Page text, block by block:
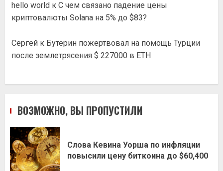
hello world к С чем связано падение цены
криптовалюты Solana на 5% до $83?
Сергей к Бутерин пожертвовал на помощь Турции
после землетрясения $ 227000 в ETH
ВОЗМОЖНО, ВЫ ПРОПУСТИЛИ
Слова Кевина Уорша по инфляции
повысили цену биткоина до $60,400